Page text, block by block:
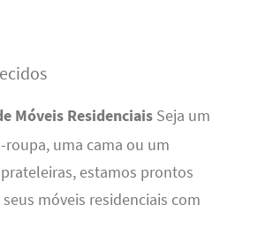
Móveis ResidenciaisSeja um
roupa, uma cama ou um
estamos prontos
móveis residenciais com